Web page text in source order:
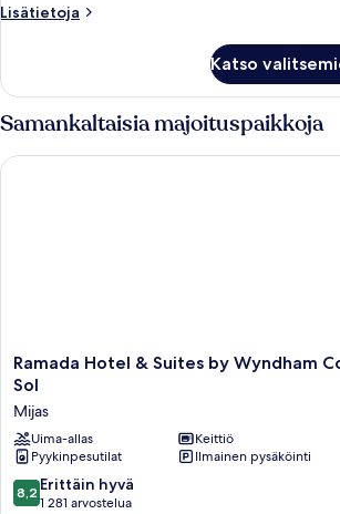
puutarhaan
Lisätietoja
Lisätietoja
makuuhuone,
ilmastointi,
näköala
puutarhaan
Katso
Samankaltaisia majoituspaikkoja
Ramada
Hotel
Suites
by
Wyndham
Costa
del
Ramada Hotel & Suites by Wyndham
Sol
Mijas
Uima-allas
Keittiö
Pyykinpesutilat
Ilmainen pysäköinti
8.2
kautta
8,2 Erittäin hyvä
1 281 arvostelua
Ramada Hotel & Suites by Wyndham Costa